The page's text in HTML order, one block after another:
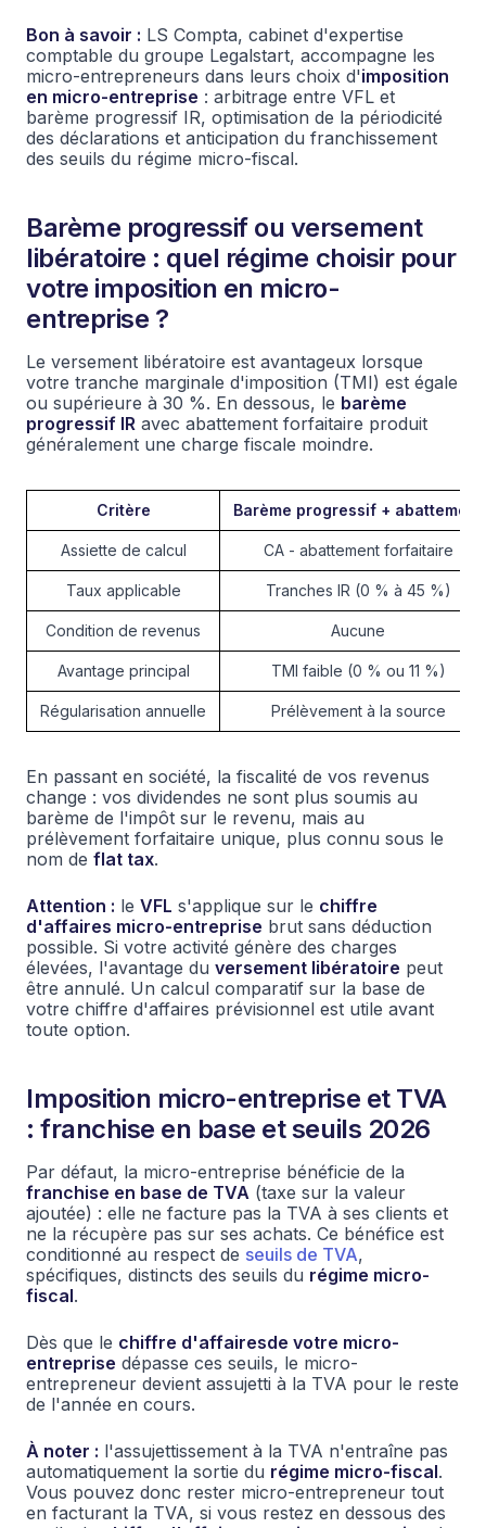
Bon à savoir : LS Compta, cabinet d'expertise
comptable du groupe Legalstart, accompagne les
micro-entrepreneurs dans leurs choix d'imposition
en micro-entreprise : arbitrage entre VFL et
barème progressif IR, optimisation de la périodicité
des déclarations et anticipation du franchissement
des seuils du régime micro-fiscal.
Barème progressif ou versement
libératoire : quel régime choisir pour
votre imposition en micro-
entreprise ?
Le versement libératoire est avantageux lorsque
votre tranche marginale d'imposition (TMI) est égale
ou supérieure à 30 %. En dessous, le barème
progressif IR avec abattement forfaitaire produit
généralement une charge fiscale moindre.
Critère Barème progressif + abattement
Assiette de calcul CA - abattement forfaitaire
Taux applicable Tranches IR (0 % à 45 %)
Condition de revenus Aucune
Avantage principal TMI faible (0 % ou 11 %)
Régularisation annuelle Prélèvement à la source
En passant en société, la fiscalité de vos revenus
change : vos dividendes ne sont plus soumis au
barème de l'impôt sur le revenu, mais au
prélèvement forfaitaire unique, plus connu sous le
nom de flat tax.
Attention : le VFL s'applique sur le chiffre
d'affaires micro-entreprise brut sans déduction
possible. Si votre activité génère des charges
élevées, l'avantage du versement libératoire peut
être annulé. Un calcul comparatif sur la base de
votre chiffre d'affaires prévisionnel est utile avant
toute option.
Imposition micro-entreprise et TVA
: franchise en base et seuils 2026
Par défaut, la micro-entreprise bénéficie de la
franchise en base de TVA (taxe sur la valeur
ajoutée) : elle ne facture pas la TVA à ses clients et
ne la récupère pas sur ses achats. Ce bénéfice est
conditionné au respect de seuils de TVA,
spécifiques, distincts des seuils du régime micro-
fiscal.
Dès que le chiffre d'affairesde votre micro-
entreprise dépasse ces seuils, le micro-
entrepreneur devient assujetti à la TVA pour le reste
de l'année en cours.
À noter : l'assujettissement à la TVA n'entraîne pas
automatiquement la sortie du régime micro-fiscal.
Vous pouvez donc rester micro-entrepreneur tout
en facturant la TVA, si vous restez en dessous des